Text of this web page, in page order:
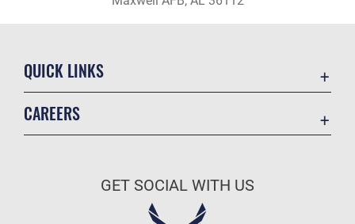
QUICK LINKS
CAREERS
Air Force Careers
GET SOCIAL WITH US